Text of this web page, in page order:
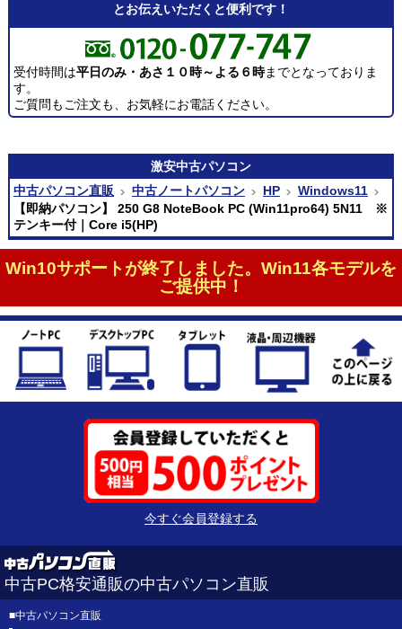
とお伝えいただくと便利です！
受付時間は平日のみ・あさ１０時～よる６時までとなっておりま
す。
ご質問もご注文も、お気軽にお電話ください。
激安中古パソコン
中古パソコン直販
中古ノートパソコン HP
Windows11
【即納パソコン】 250 G8 NoteBook PC (Win11pro64) 5N11 ※
テンキー付｜Core i5(HP)
Win10サポートが終了しました。Win11各モデルを
ご提供中！
今すぐ会員登録する
中古PC格安通販の中古パソコン直販
■中古パソコン直販